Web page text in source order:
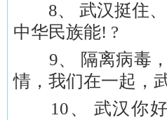
8、 武汉挺住、
中华民族能! ?
9、 隔离病毒，
情，我们在一起，
10、 武汉你好